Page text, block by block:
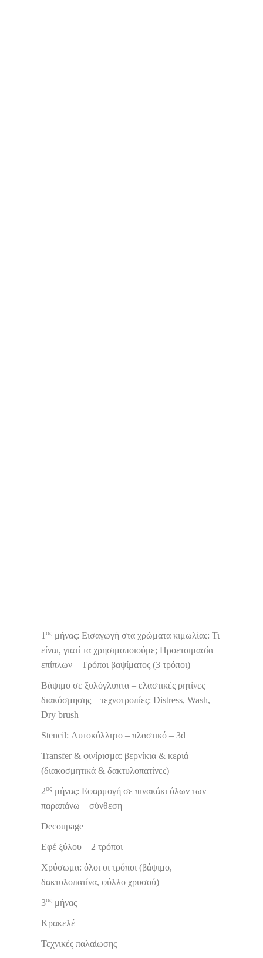
1 ος μήνας: Εισαγωγή στα χρώματα κιμωλίας: Τι
είναι, γιατί τα χρησιμοποιούμε; Προετοιμασία
επίπλων – Τρόποι βαψίματος (3 τρόποι)
Βάψιμο σε ξυλόγλυπτα – ελαστικές ρητίνες
διακόσμησης – τεχνοτροπίες: Distress, Wash,
Dry brush
Stencil: Αυτοκόλλητο – πλαστικό – 3d
Transfer & φινίρισμα: βερνίκια & κεριά
(διακοσμητικά & δακτυλοπατίνες)
2ος μήνας: Εφαρμογή σε πινακάκι όλων των
παραπάνω – σύνθεση
Decoupage
Εφέ ξύλου – 2 τρόποι
Χρύσωμα: όλοι οι τρόποι (βάψιμο,
δακτυλοπατίνα, φύλλο χρυσού)
3ος μήνας
Κρακελέ
Τεχνικές παλαίωσης